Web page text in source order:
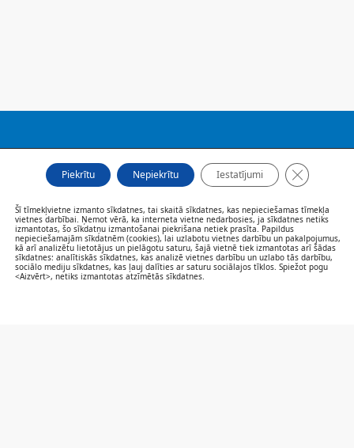
AKTUALITĀTES
SPECIĀLISTI UN PAKALPOJUMI
PACIENTIEM
VAKANCES
CENRĀDIS
PAR MUMS
KONTAKTI
Šī tīmekļvietne izmanto sīkdatnes, tai skaitā sīkdatnes, kas nepieciešamas tīmekļa
vietnes darbībai. Ņemot vērā, ka interneta vietne nedarbosies, ja sīkdatnes netiks
izmantotas, šo sīkdatņu izmantošanai piekrišana netiek prasīta. Papildus
nepieciešamajām sīkdatnēm (cookies), lai uzlabotu vietnes darbību un pakalpojumus,
kā arī analizētu lietotājus un pielāgotu saturu, šajā vietnē tiek izmantotas arī šādas
sīkdatnes: analītiskās sīkdatnes, kas analizē vietnes darbību un uzlabo tās darbību,
sociālo mediju sīkdatnes, kas ļauj dalīties ar saturu sociālajos tīklos. Spiežot pogu
<Aizvērt>, netiks izmantotas atzīmētās sīkdatnes.
Piekrītu Nepiekrītu Iestatījumi Close